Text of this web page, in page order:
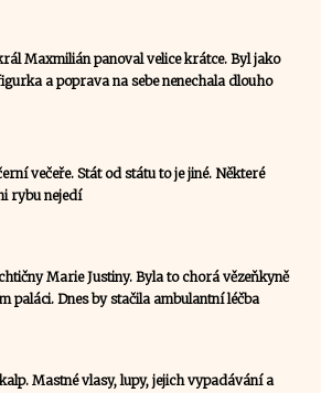
Maxmilián panoval velice krátce. Byl jako
a poprava na sebe nenechala dlouho
večeře. Stát od státu to je jiné. Některé
rybu nejedí
Marie Justiny. Byla to chorá vězeňkyně
paláci. Dnes by stačila ambulantní léčba
Mastné vlasy, lupy, jejich vypadávání a